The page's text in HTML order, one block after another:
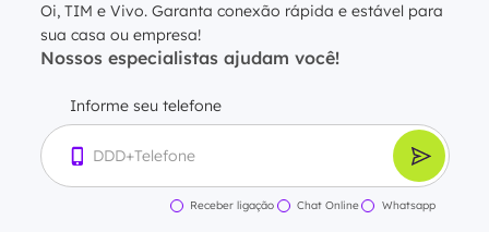
Oi, TIM e Vivo. Garanta conexão rápida e estável para
sua casa ou empresa!
Nossos especialistas ajudam você!
Informe seu telefone
Receber ligação Chat Online Whatsapp